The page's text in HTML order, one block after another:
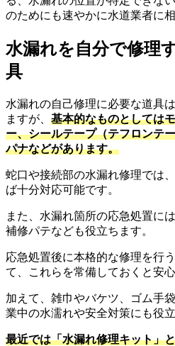
のためにも速やかに水道業者に
水漏れを自分で修理
具
水漏れの自己修理に必要な道具
ますが、 基本的なものとしては
ー、シールテープ（テフロンテ
パナなどがあります。
蛇口や接続部の水漏れ修理では
ば十分対応可能です。
また、水漏れ箇所の応急処置に
補修パテなども役立ちます。
応急処置後に本格的な修理を行
て、これらを常備しておくと安心
加えて、雑巾やバケツ、ゴム手
業中の水濡れや安全対策にも役立
最近では「水漏れ修理キット」